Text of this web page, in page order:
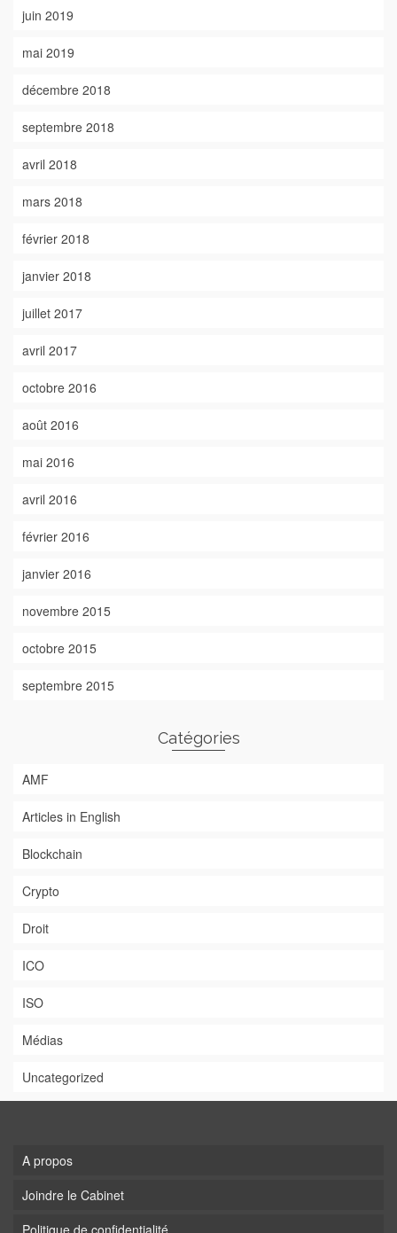
juin 2019
mai 2019
décembre 2018
septembre 2018
avril 2018
mars 2018
février 2018
janvier 2018
juillet 2017
avril 2017
octobre 2016
août 2016
mai 2016
avril 2016
février 2016
janvier 2016
novembre 2015
octobre 2015
septembre 2015
Catégories
AMF
Articles in English
Blockchain
Crypto
Droit
ICO
ISO
Médias
Uncategorized
A propos
Joindre le Cabinet
Politique de confidentialité